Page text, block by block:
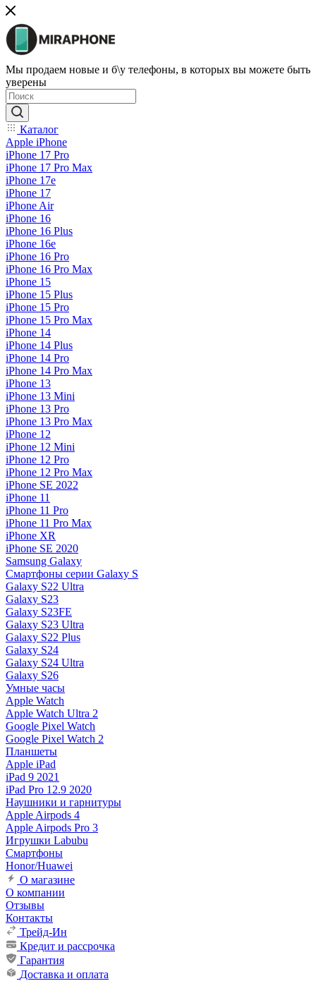
Мы продаем новые и б\у телефоны, в которых вы можете быть
уверены
Каталог
Apple iPhone
iPhone 17 Pro
iPhone 17 Pro Max
iPhone 17e
iPhone 17
iPhone Air
iPhone 16
iPhone 16 Plus
iPhone 16e
iPhone 16 Pro
iPhone 16 Pro Max
iPhone 15
iPhone 15 Plus
iPhone 15 Pro
iPhone 15 Pro Max
iPhone 14
iPhone 14 Plus
iPhone 14 Pro
iPhone 14 Pro Max
iPhone 13
iPhone 13 Mini
iPhone 13 Pro
iPhone 13 Pro Max
iPhone 12
iPhone 12 Mini
iPhone 12 Pro
iPhone 12 Pro Max
iPhone SE 2022
iPhone 11
iPhone 11 Pro
iPhone 11 Pro Max
iPhone XR
iPhone SE 2020
Samsung Galaxy
Смартфоны серии Galaxy S
Galaxy S22 Ultra
Galaxy S23
Galaxy S23FE
Galaxy S23 Ultra
Galaxy S22 Plus
Galaxy S24
Galaxy S24 Ultra
Galaxy S26
Умные часы
Apple Watch
Apple Watch Ultra 2
Google Pixel Watch
Google Pixel Watch 2
Планшеты
Apple iPad
iPad 9 2021
iPad Pro 12.9 2020
Наушники и гарнитуры
Apple Airpods 4
Apple Airpods Pro 3
Игрушки Labubu
Смартфоны
Honor/Huawei
О магазине
О компании
Отзывы
Контакты
Трейд-Ин
Кредит и рассрочка
Гарантия
Доставка и оплата